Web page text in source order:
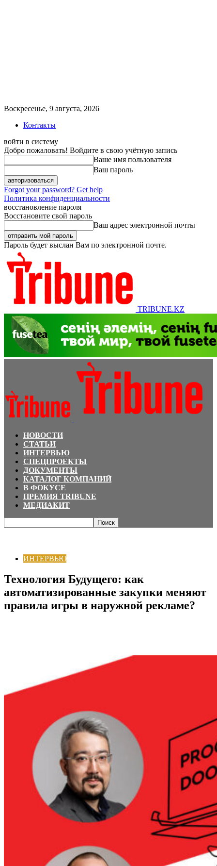
Воскресенье, 9 августа, 2026
Контакты
войти в систему
Добро пожаловать! Войдите в свою учётную запись
Ваше имя пользователя
Ваш пароль
Forgot your password? Get help
Политика конфиденциальности
восстановление пароля
Восстановите свой пароль
Ваш адрес электронной почты
Пароль будет выслан Вам по электронной почте.
TRIBUNE.KZ
НОВОСТИ
СТАТЬИ
ИНТЕРВЬЮ
СПЕЦПРОЕКТЫ
ДОКУМЕНТЫ
КАТАЛОГ КОМПАНИЙ
В ФОКУСЕ
ПРЕМИЯ TRIBUNE
МЕДИАКИТ
ИНТЕРВЬЮ
Технология Будущего: как
автоматизированные закупки меняют
правила игры в наружной рекламе?